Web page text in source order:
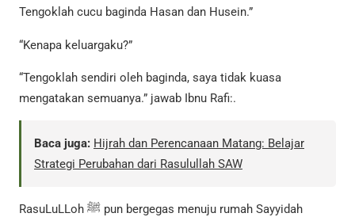
Tengoklah cucu baginda Hasan dan Husein.”
“Kenapa keluargaku?”
“Tengoklah sendiri oleh baginda, saya tidak kuasa
mengatakan semuanya.” jawab Ibnu Rafi:.
Baca juga: Hijrah dan Perencanaan Matang: Belajar
Strategi Perubahan dari Rasulullah SAW
RasuLuLLoh ﷺ pun bergegas menuju rumah Sayyidah